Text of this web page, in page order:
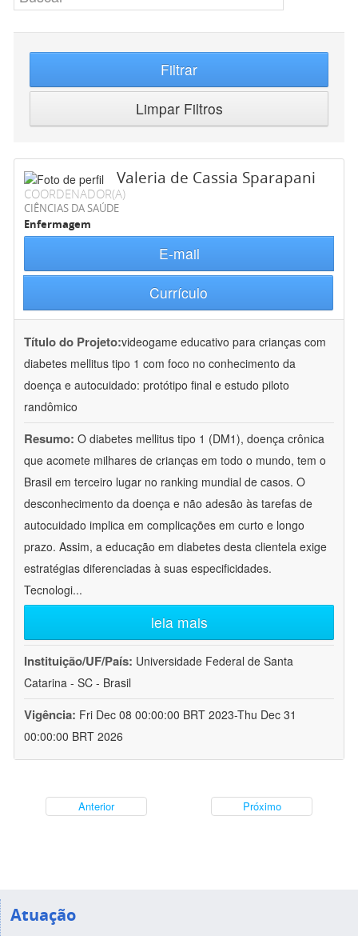
Filtrar
Limpar Filtros
Valeria de Cassia Sparapani
COORDENADOR(A)
CIÊNCIAS DA SAÚDE
Enfermagem
E-mail
Currículo
Título do Projeto:videogame educativo para crianças com
diabetes mellitus tipo 1 com foco no conhecimento da
doença e autocuidado: protótipo final e estudo piloto
randômico
Resumo: O diabetes mellitus tipo 1 (DM1), doença crônica
que acomete milhares de crianças em todo o mundo, tem o
Brasil em terceiro lugar no ranking mundial de casos. O
desconhecimento da doença e não adesão às tarefas de
autocuidado implica em complicações em curto e longo
prazo. Assim, a educação em diabetes desta clientela exige
estratégias diferenciadas à suas especificidades.
Tecnologi...
leia mais
Instituição/UF/País: Universidade Federal de Santa
Catarina - SC - Brasil
Vigência: Fri Dec 08 00:00:00 BRT 2023-Thu Dec 31
00:00:00 BRT 2026
Anterior Próximo
Atuação